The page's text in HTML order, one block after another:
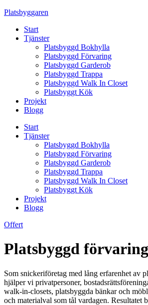
Skip
content
Platsbyggaren
Start
Tjänster
Platsbyggd Bokhylla
Platsbyggd Förvaring
Platsbyggd Garderob
Platsbyggd Trappa
Platsbyggd Walk In Closet
Platsbyggt Kök
Projekt
Blogg
Start
Tjänster
Platsbyggd Bokhylla
Platsbyggd Förvaring
Platsbyggd Garderob
Platsbyggd Trappa
Platsbyggd Walk In Closet
Platsbyggt Kök
Projekt
Blogg
Offert
Platsbyggd
Som snickeriföretag med lång erfarenhet av
hjälper vi privatpersoner,
walk-in-closets, platsbyggda bänkar och
och materialval som tål vardagen. Resultatet